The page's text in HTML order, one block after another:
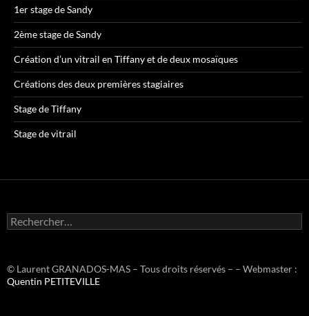
1er stage de Sandy
2ème stage de Sandy
Création d’un vitrail en Tiffany et de deux mosaïques
Créations des deux premières stagiaires
Stage de Tiffany
Stage de vitrail
R
e
e
r
© Laurent GRANADOS-MAS – Tous droits réservés – – Webmaster :
Quentin PETITEVILLE